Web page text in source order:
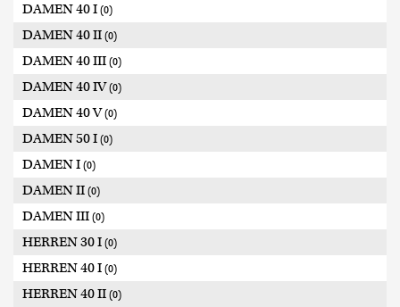
DAMEN 40 I (0)
DAMEN 40 II (0)
DAMEN 40 III (0)
DAMEN 40 IV(0)
DAMEN 40 V(0)
DAMEN 50 I (0)
DAMEN I (0)
DAMEN II (0)
DAMEN III (0)
HERREN 30 I (0)
HERREN 40 I (0)
HERREN 40 II (0)